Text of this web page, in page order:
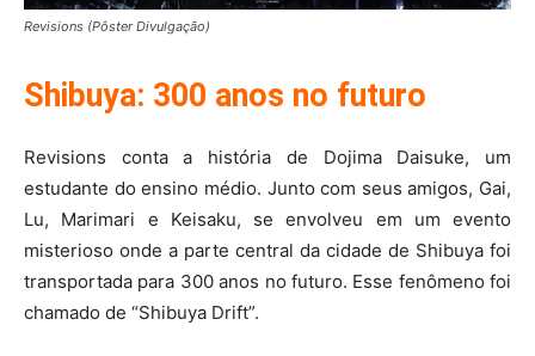
Revisions (Pôster Divulgação)
Shibuya: 300 anos no futuro
Revisions conta a história de Dojima Daisuke, um
estudante do ensino médio. Junto com seus amigos, Gai,
Lu, Marimari e Keisaku, se envolveu em um evento
misterioso onde a parte central da cidade de Shibuya foi
transportada para 300 anos no futuro. Esse fenômeno foi
chamado de “Shibuya Drift”.